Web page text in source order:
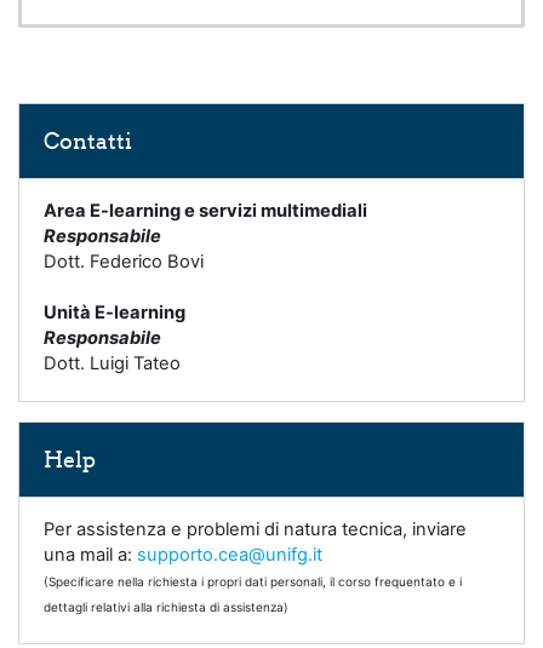
Contatti
Area E-learning e servizi multimediali
Responsabile
Dott. Federico Bovi
Unità E-learning
Responsabile
Dott. Luigi Tateo
Help
Per assistenza e problemi di natura tecnica, inviare
una mail a: supporto.cea@unifg.it
(Specificare nella richiesta i propri dati personali, il corso frequentato e i
dettagli relativi alla richiesta di assistenza)